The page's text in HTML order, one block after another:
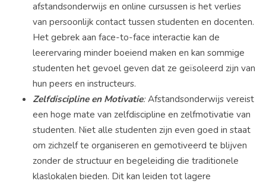
afstandsonderwijs en online cursussen is het verlies
van persoonlijk contact tussen studenten en docenten.
Het gebrek aan face-to-face interactie kan de
leerervaring minder boeiend maken en kan sommige
studenten het gevoel geven dat ze geïsoleerd zijn van
hun peers en instructeurs.
Zelfdiscipline en Motivatie:Afstandsonderwijs vereist
een hoge mate van zelfdiscipline en zelfmotivatie van
studenten. Niet alle studenten zijn even goed in staat
om zichzelf te organiseren en gemotiveerd te blijven
zonder de structuur en begeleiding die traditionele
klaslokalen bieden. Dit kan leiden tot lagere